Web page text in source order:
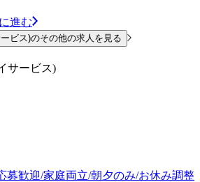
進む
ビス)のその他の求人を見る
サービス)
募歓迎/家庭両立/朝夕のみ/お休み調整